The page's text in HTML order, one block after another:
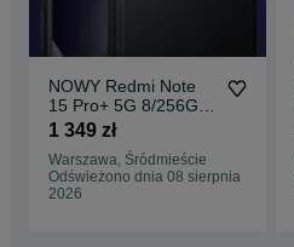
NOWY Redmi Note
15 Pro+ 5G 8/256GB
Black GWARANCJA
Warszawa
1 349 zł
Warszawa, Śródmieście
Odświeżono dnia 08 sierpnia
2026